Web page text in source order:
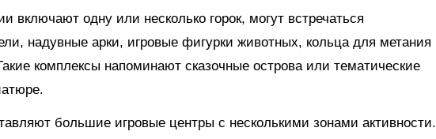
включают одну или несколько горок, могут встречаться
надувные арки, игровые фигурки животных, кольца для метания
комплексы напоминают сказочные острова или тематические
большие игровые центры с несколькими зонами активности.